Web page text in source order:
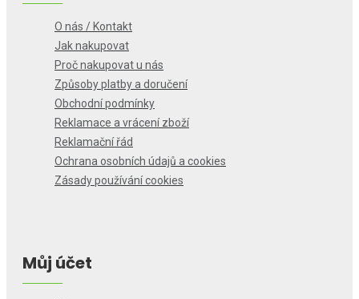
O nás / Kontakt
Jak nakupovat
Proč nakupovat u nás
Způsoby platby a doručení
Obchodní podmínky
Reklamace a vrácení zboží
Reklamační řád
Ochrana osobních údajů a cookies
Zásady používání cookies
Můj účet